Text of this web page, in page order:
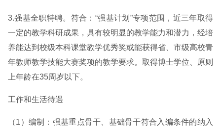
3.强基全职特聘。符合：“强基计划”专项范围，近三年取得
一定的教学科研成果，具有较明显的教学能力和潜力，经培
养能达到校级本科课堂教学优秀奖或能获得省、市级高校青
年教师教学技能大赛奖项的教学要求。取得博士学位、原则
上年龄在35周岁以下。
工作和生活待遇
（1）编制：强基重点骨干、基础骨干符合入编条件的纳入